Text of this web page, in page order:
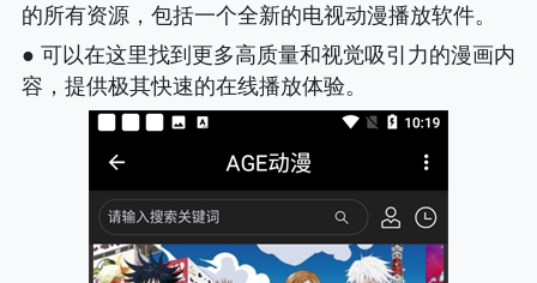
的所有资源，包括一个全新的电视动漫播放软件。
● 可以在这里找到更多高质量和视觉吸引力的漫画内
容，提供极其快速的在线播放体验。